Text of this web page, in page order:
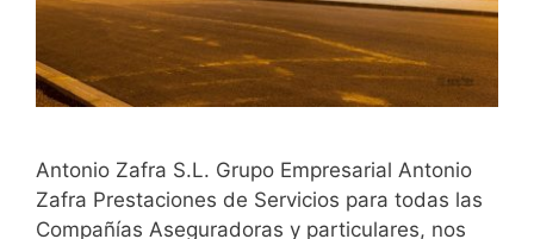
Antonio Zafra S.L. Grupo Empresarial Antonio
Zafra Prestaciones de Servicios para todas las
Compañías Aseguradoras y particulares, nos